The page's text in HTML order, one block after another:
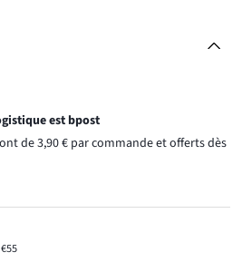
est bpost
de 3,90 € par commande et offerts dès